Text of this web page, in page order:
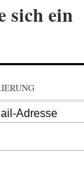
sich ein
Adresse